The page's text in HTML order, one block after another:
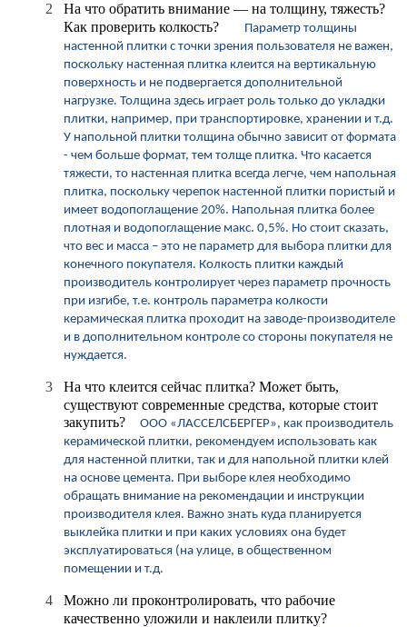
На что обратить внимание — на толщину, тяжесть?
Как проверить колкость?
Параметр толщины
настенной плитки с точки зрения пользователя не важен,
поскольку настенная плитка клеится на вертикальную
поверхность и не подвергается дополнительной
нагрузке. Толщина здесь играет роль только до укладки
плитки, например, при транспортировке, хранении и т.д.
У напольной плитки толщина обычно зависит от формата
- чем больше формат, тем толще плитка. Что касается
тяжести, то настенная плитка всегда легче, чем напольная
плитка, поскольку черепок настенной плитки пористый и
имеет водопоглащение 20%. Напольная плитка более
плотная и водопоглащение макс. 0,5%. Но стоит сказать,
что вес и масса – это не параметр для выбора плитки для
конечного покупателя. Колкость плитки каждый
производитель контролирует через параметр прочность
при изгибе, т.е. контроль параметра колкости
керамическая плитка проходит на заводе-производителе
и в дополнительном контроле со стороны покупателя не
нуждается.
2
На что клеится сейчас плитка? Может быть,
существуют современные средства, которые стоит
закупить? ООО «ЛАССЕЛСБЕРГЕР», как производитель
керамической плитки, рекомендуем использовать как
для настенной плитки, так и для напольной плитки клей
на основе цемента. При выборе клея необходимо
обращать внимание на рекомендации и инструкции
производителя клея. Важно знать куда планируется
выклейка плитки и при каких условиях она будет
эксплуатироваться (на улице, в общественном
помещении и т.д.
3
Можно ли проконтролировать, что рабочие
качественно уложили и наклеили плитку?
4